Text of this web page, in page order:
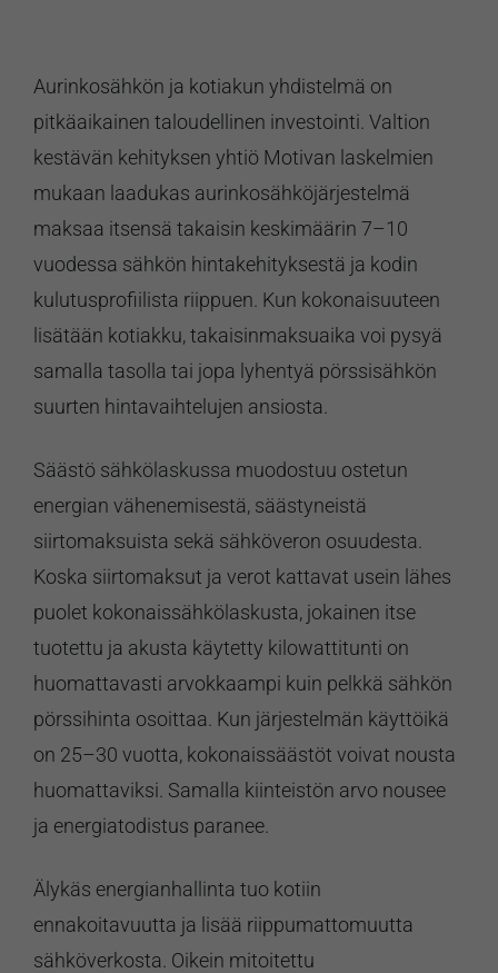
Aurinkosähkön ja kotiakun yhdistelmä on
pitkäaikainen taloudellinen investointi. Valtion
kestävän kehityksen yhtiö Motivan laskelmien
mukaan laadukas aurinkosähköjärjestelmä
maksaa itsensä takaisin keskimäärin 7–10
vuodessa sähkön hintakehityksestä ja kodin
kulutusprofiilista riippuen. Kun kokonaisuuteen
lisätään kotiakku, takaisinmaksuaika voi pysyä
samalla tasolla tai jopa lyhentyä pörssisähkön
suurten hintavaihtelujen ansiosta.
Säästö sähkölaskussa muodostuu ostetun
energian vähenemisestä, säästyneistä
siirtomaksuista sekä sähköveron osuudesta.
Koska siirtomaksut ja verot kattavat usein lähes
puolet kokonaissähkölaskusta, jokainen itse
tuotettu ja akusta käytetty kilowattitunti on
huomattavasti arvokkaampi kuin pelkkä sähkön
pörssihinta osoittaa. Kun järjestelmän käyttöikä
on 25–30 vuotta, kokonaissäästöt voivat nousta
huomattaviksi. Samalla kiinteistön arvo nousee
ja energiatodistus paranee.
Älykäs energianhallinta tuo kotiin
ennakoitavuutta ja lisää riippumattomuutta
sähköverkosta. Oikein mitoitettu